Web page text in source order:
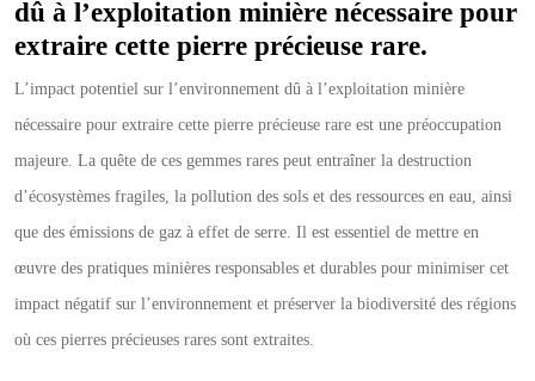
dû à l’exploitation minière nécessaire pour
extraire cette pierre précieuse rare.
L’impact potentiel sur l’environnement dû à l’exploitation minière
nécessaire pour extraire cette pierre précieuse rare est une préoccupation
majeure. La quête de ces gemmes rares peut entraîner la destruction
d’écosystèmes fragiles, la pollution des sols et des ressources en eau, ainsi
que des émissions de gaz à effet de serre. Il est essentiel de mettre en
œuvre des pratiques minières responsables et durables pour minimiser cet
impact négatif sur l’environnement et préserver la biodiversité des régions
où ces pierres précieuses rares sont extraites.